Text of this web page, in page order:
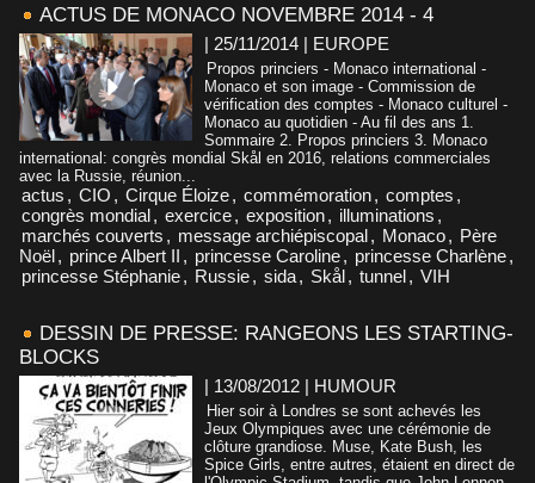
ACTUS DE MONACO NOVEMBRE 2014 - 4
| 25/11/2014 | EUROPE
Propos princiers - Monaco international -
Monaco et son image - Commission de
vérification des comptes - Monaco culturel -
Monaco au quotidien - Au fil des ans 1.
Sommaire 2. Propos princiers 3. Monaco
international: congrès mondial Skål en 2016, relations commerciales
avec la Russie, réunion...
actus , CIO , Cirque Éloize, commémoration, comptes ,
congrès mondial, exercice, exposition, illuminations ,
marchés couverts , message archiépiscopal, Monaco, Père
Noël, prince Albert II , princesse Caroline, princesse Charlène,
princesse Stéphanie, Russie, sida, Skål, tunnel, VIH
DESSIN DE PRESSE: RANGEONS LES STARTING-
BLOCKS
| 13/08/2012 | HUMOUR
Hier soir à Londres se sont achevés les
Jeux Olympiques avec une cérémonie de
clôture grandiose. Muse, Kate Bush, les
Spice Girls, entre autres, étaient en direct de